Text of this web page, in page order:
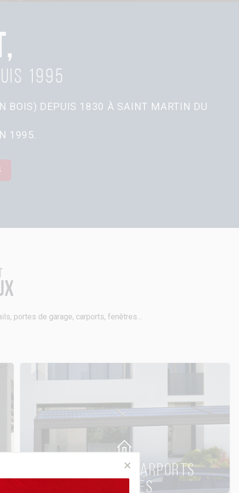
1995
BOIS) DEPUIS 1830 À SAINT MARTIN DU
1995.
portes de garage, carports, fenêtres…
CARPORTS & CARPORTS
SOLAIRES